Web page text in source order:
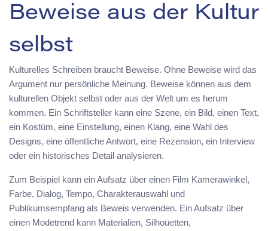
Beweise aus der Kultur
selbst
Kulturelles Schreiben braucht Beweise. Ohne Beweise wird das
Argument nur persönliche Meinung. Beweise können aus dem
kulturellen Objekt selbst oder aus der Welt um es herum
kommen. Ein Schriftsteller kann eine Szene, ein Bild, einen Text,
ein Kostüm, eine Einstellung, einen Klang, eine Wahl des
Designs, eine öffentliche Antwort, eine Rezension, ein Interview
oder ein historisches Detail analysieren.
Zum Beispiel kann ein Aufsatz über einen Film Kamerawinkel,
Farbe, Dialog, Tempo, Charakterauswahl und
Publikumsempfang als Beweis verwenden. Ein Aufsatz über
einen Modetrend kann Materialien, Silhouetten,